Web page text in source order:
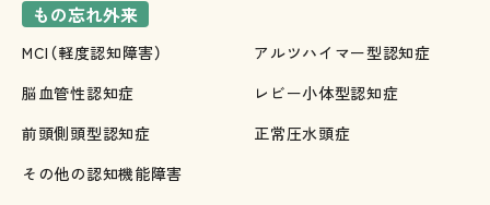
もの忘れ外来
MCI（軽度認知障害）
アルツハイマー型認知症
脳血管性認知症
レビー小体型認知症
前頭側頭型認知症
正常圧水頭症
その他の認知機能障害